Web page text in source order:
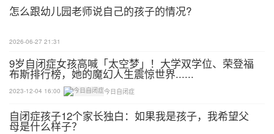
唇的训练方法
唇肌张力过高的治疗
按摩面部法——治疗师的拇指放在学生下颌下面，其
他手指在学生面部的远端逐步按摩，再到唇部揉按。
怎么跟幼儿园老师说自己的孩子的情况?
2026-06-27 21:31
9岁自闭症女孩高喊「太空梦」！大学双学位、荣登福
布斯排行榜，她的魔幻人生震惊世界......
2023-12-04 16:00 今日自闭症
自闭症孩子12个家长独白：如果我是孩子，我希望父
母是什么样子？